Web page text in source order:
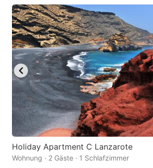
Holiday Apartment C Lanzarote
Wohnung · 2 Gäste · 1 Schlafzimmer